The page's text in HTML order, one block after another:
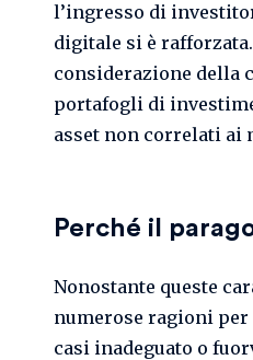
l’ingresso di
digitale si è
considerazione della
portafogli di
asset non correlati
Perché il
Nonostante queste
numerose ragioni
casi inadeguato o